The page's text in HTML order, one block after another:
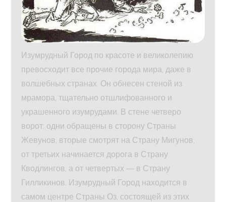
Изумрудный Город по красоте и великолепию
превосходит все прочие города мира, даже в
волшебных странах. Он обнесен стеной из
мрамора, тщательно отшлифованного и
украшенного изумрудами. В стене четверо
ворот: одни обращены в сторону Страны
Жевунов, вторые смотрят на Страну Мигунов,
от третьих начинается дорога в Страну
Кводлингов, а от четвертых — в Страну
Гилликинов. Изумрудный Город находится в
самом центре Страны Оз, состоящей из этих